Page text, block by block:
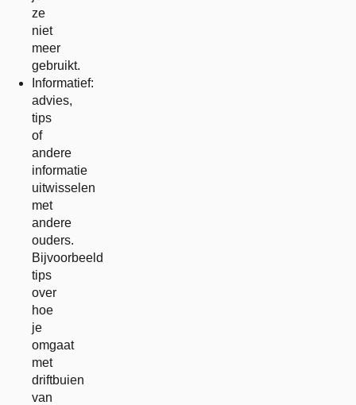
ze
niet
meer
gebruikt.
Informatief:
advies,
tips
of
andere
informatie
uitwisselen
met
andere
ouders.
Bijvoorbeeld
tips
over
hoe
je
omgaat
met
driftbuien
van